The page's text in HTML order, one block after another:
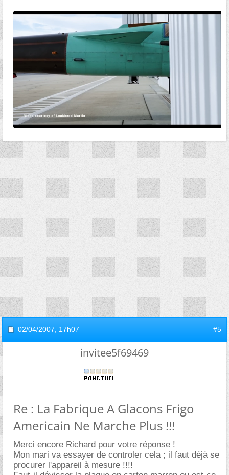
02/04/2007, 17h07 #5
invitee5f69469
Re : La Fabrique A Glacons Frigo
Americain Ne Marche Plus !!!
Merci encore Richard pour votre réponse !
Mon mari va essayer de controler cela ; il faut déjà se
procurer l'appareil à mesure !!!!